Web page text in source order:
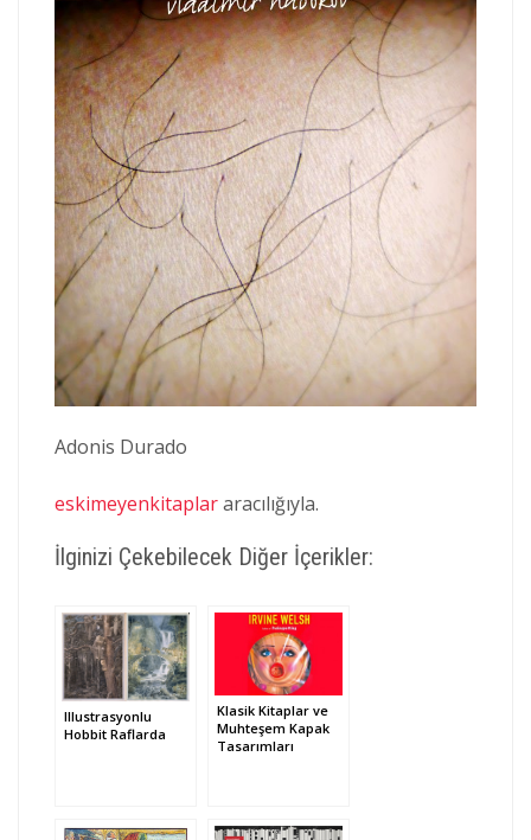
Adonis Durado
eskimeyenkitaplararacılığıyla.
İlginizi Çekebilecek Diğer İçerikler:
Illustrasyonlu
Hobbit Raflarda
Klasik Kitaplar ve
Muhteşem Kapak
Tasarımları